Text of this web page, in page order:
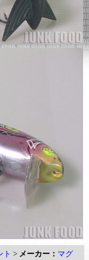
ト > メーカー： マグ